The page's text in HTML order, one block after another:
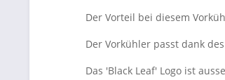
Der Vorteil bei diesem
Der Vorkühler passt dank
Das 'Black Leaf' Logo ist